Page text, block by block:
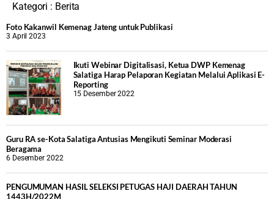
Kategori : Berita
Foto Kakanwil Kemenag Jateng untuk Publikasi
3 April 2023
Ikuti Webinar Digitalisasi, Ketua DWP Kemenag
Salatiga Harap Pelaporan Kegiatan Melalui Aplikasi E-
Reporting
15 Desember 2022
Guru RA se-Kota Salatiga Antusias Mengikuti Seminar Moderasi
Beragama
6 Desember 2022
PENGUMUMAN HASIL SELEKSI PETUGAS HAJI DAERAH TAHUN
1443H/2022M